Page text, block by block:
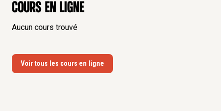
Cours en ligne
Aucun cours trouvé
Voir tous les cours en ligne